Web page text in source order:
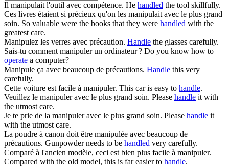
Il manipulaitl'outil avec compétence. He handled the tool skillfully.
Ces livres étaient si précieux qu'on les manipulaitavec le plus grand
soin. So valuable were the books that they were handled with the
greatest care.
Manipulez les verres avec précaution. Handle the glasses carefully.
Sais-tu commentmanipulerun ordinateur ? Do you know how to
operate a computer?
Manipule ça avec beaucoup de précautions. Handle this very
carefully.
Cette voiture est facile à manipuler. This car is easy to handle.
Veuillez le manipuleravec le plus grand soin. Please handle it with
the utmost care.
Je te prie de la manipuleravec le plus grand soin. Please handle it
with the utmost care.
La poudre à canon doit être manipulée avec beaucoup de
précautions. Gunpowder needs to be handled very carefully.
Comparé à l'ancien modèle, ceci est bien plus facile à manipuler.
Compared with the old model, this is far easier to handle.